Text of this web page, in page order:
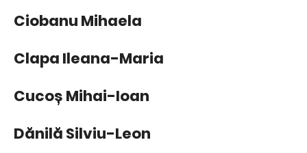
Ciobanu Mihaela
Clapa Ileana-Maria
Cucoș Mihai-Ioan
Dănilă Silviu-Leon